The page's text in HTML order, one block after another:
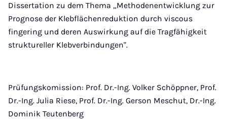
Dissertation zu dem Thema „Methodenentwicklung zur
Prognose der Klebflächenreduktion durch viscous
fingering und deren Auswirkung auf die Tragfähigkeit
struktureller Klebverbindungen".
Prüfungskomission: Prof. Dr.-Ing. Volker Schöppner, Prof.
Dr.-Ing. Julia Riese, Prof. Dr.-Ing. Gerson Meschut, Dr.-Ing.
Dominik Teutenberg